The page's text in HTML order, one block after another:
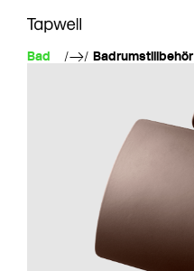
Bad Badrumstillbehör